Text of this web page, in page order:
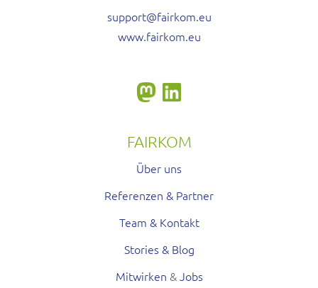
support@fairkom.eu
www.fairkom.eu
FAIRKOM
Über uns
Referenzen & Partner
Team & Kontakt
Stories & Blog
Mitwirken &Jobs